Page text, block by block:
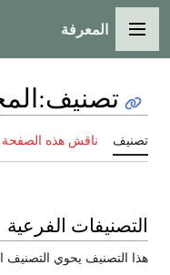
القائمة الرئيسية
المعرفة
تصنيف:
تصنيف ناقش هذه الصفحة
التصنيفات الفرعية
هذا التصنيف يحوي التصنيف